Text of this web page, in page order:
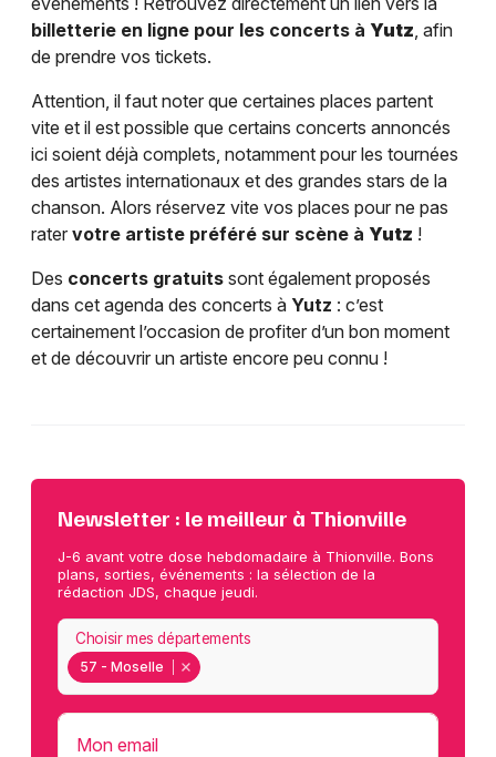
billetterie en ligne pour les concerts à Yutz, afin
de prendre vos tickets.
Attention, il faut noter que certaines places partent
vite et il est possible que certains concerts annoncés
ici soient déjà complets, notamment pour les tournées
des artistes internationaux et des grandes stars de la
chanson. Alors réservez vite vos places pour ne pas
rater votre artiste préféré sur scène à Yutz !
Des concerts gratuits sont également proposés
dans cet agenda des concerts à Yutz : c’est
certainement l’occasion de profiter d’un bon moment
et de découvrir un artiste encore peu connu !
Newsletter : le meilleur à Thionville
J-6 avant votre dose hebdomadaire à Thionville. Bons
plans, sorties, événements : la sélection de la
rédaction JDS, chaque jeudi.
57 - Moselle
Choisir mes départements
Mon email